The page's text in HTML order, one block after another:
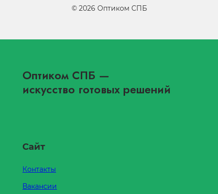
© 2026 Оптиком СПБ
Оптиком СПБ —
искусство готовых решений
Сайт
Контакты
Вакансии